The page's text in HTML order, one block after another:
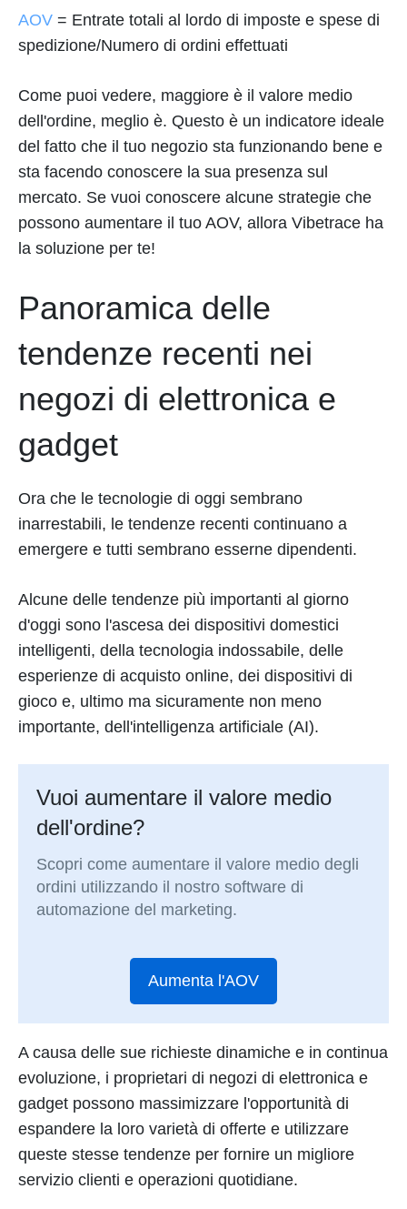
AOV = Entrate totali al lordo di imposte e spese di
spedizione/Numero di ordini effettuati
Come puoi vedere, maggiore è il valore medio
dell'ordine, meglio è. Questo è un indicatore ideale
del fatto che il tuo negozio sta funzionando bene e
sta facendo conoscere la sua presenza sul
mercato. Se vuoi conoscere alcune strategie che
possono aumentare il tuo AOV, allora Vibetrace ha
la soluzione per te!
Panoramica delle
tendenze recenti nei
negozi di elettronica e
gadget
Ora che le tecnologie di oggi sembrano
inarrestabili, le tendenze recenti continuano a
emergere e tutti sembrano esserne dipendenti.
Alcune delle tendenze più importanti al giorno
d'oggi sono l'ascesa dei dispositivi domestici
intelligenti, della tecnologia indossabile, delle
esperienze di acquisto online, dei dispositivi di
gioco e, ultimo ma sicuramente non meno
importante, dell'intelligenza artificiale (AI).
Vuoi aumentare il valore medio
dell'ordine?
Scopri come aumentare il valore medio degli
ordini utilizzando il nostro software di
automazione del marketing.
Aumenta l'AOV
A causa delle sue richieste dinamiche e in continua
evoluzione, i proprietari di negozi di elettronica e
gadget possono massimizzare l'opportunità di
espandere la loro varietà di offerte e utilizzare
queste stesse tendenze per fornire un migliore
servizio clienti e operazioni quotidiane.